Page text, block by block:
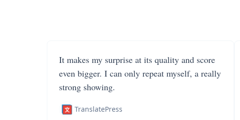
It makes my surprise at its quality and score
even bigger. I can only repeat myself, a really
strong showing.
TranslatePress